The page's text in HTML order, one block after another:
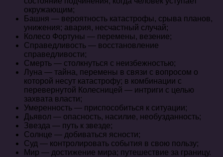
окружающим;
Башня — вероятность катастрофы, срыва планов,
унижения; авария, несчастный случай;
Колесо Фортуны — перемены, везение;
Справедливость — восстановление
справедливости;
Смерть — столкнуться с неизбежностью;
Луна — тайна, перемены в связи с вопросом о
которой несут катастрофу; в комбинации с
перевернутой Колесницей — интриги с целью
захвата власти;
Умеренность — приспособиться к ситуации;
Дьявол — опасность, насилие, необузданность;
Звезда — путь к звезде;
Солнце — добиваться ясности;
Суд — контролировать события в свою пользу;
Мир — достижение мира; путешествие за границу.